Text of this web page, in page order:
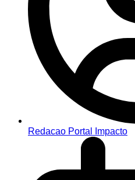
Redacao Portal Impacto